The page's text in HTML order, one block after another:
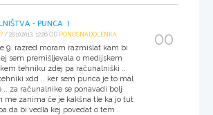
- PUNCA :)
/ 28.10.2013, 12:26 OD PONOSNADOLENKA
9. razred moram razmišlat kam bi
sem premišljevala o medijskem
tehniku zdej pa računalniški ..
xdd .. ker sem punca je to mal
.. za računalnike se ponavadi bolj
me zanima če je kakšna tle ka jo tut
da bi vedla kej povedat o tem ..
00